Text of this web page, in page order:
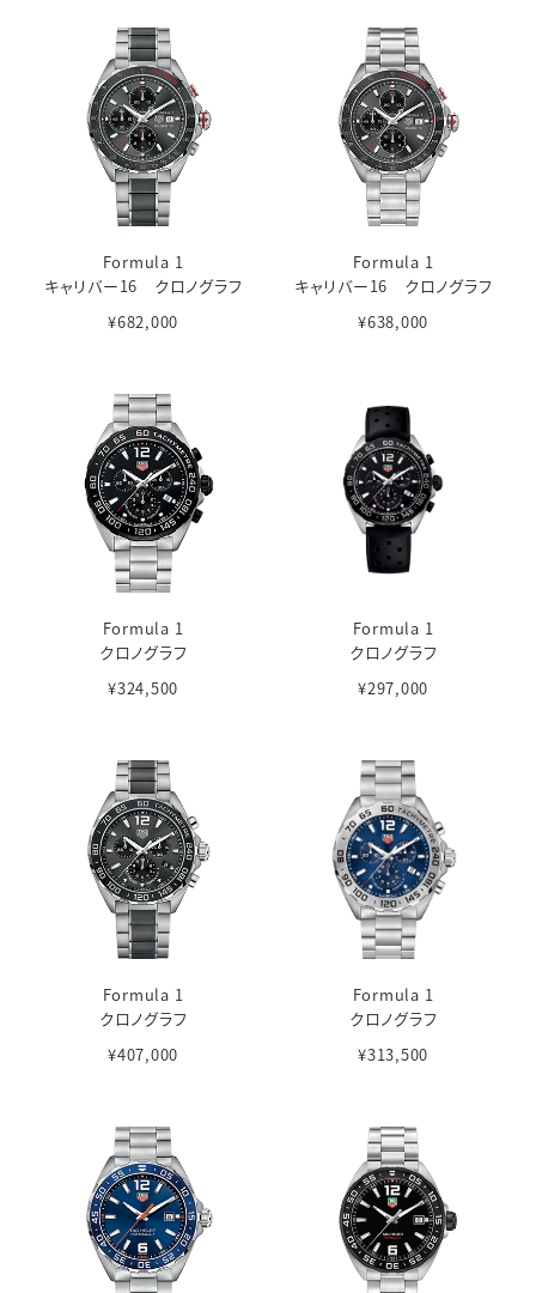
Formula 1
キャリバー16 クロノグラフ
¥682,000
Formula 1
キャリバー16 クロノグラフ
¥638,000
Formula 1
クロノグラフ
¥324,500
Formula 1
クロノグラフ
¥297,000
Formula 1
クロノグラフ
¥407,000
Formula 1
クロノグラフ
¥313,500